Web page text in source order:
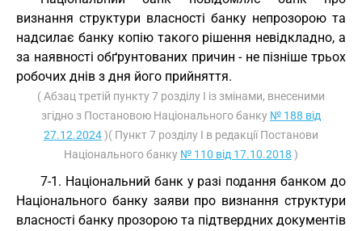
визнання структури власності банку непрозорою та
надсилає банку копію такого рішення невідкладно, а
за наявності обґрунтованих причин - не пізніше трьох
робочих днів з дня його прийняття.
( Абзац третій пункту 7 розділу I із змінами, внесеними
згідно з Постановою Національного банку № 188 від
27.12.2024)( Пункт 7 розділу I в редакції Постанови
Національного банку № 110 від 17.10.2018 )
7-1. Національний банк у разі подання банком до
Національного банку заяви про визнання структури
власності банку прозорою та підтвердних документів